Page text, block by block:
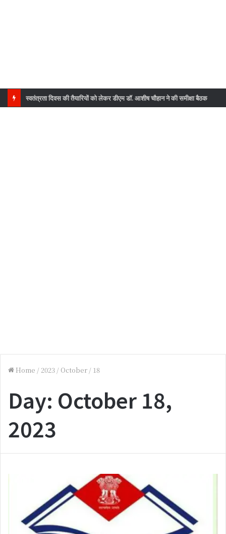
स्वतंत्रता दिवस की तैयारियों को लेकर डीएम डॉ. आशीष चौहान ने की समीक्षा बैठक
Home /2023 / October / 18
Day: October 18,
2023